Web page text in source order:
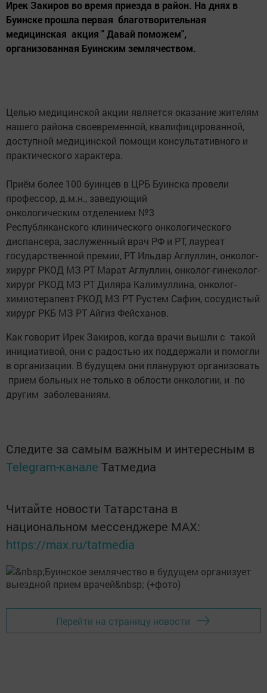
Ирек Закиров во время приезда в район. На днях в
Буинске прошла первая благотворительная
медицинская акция " Давай поможем",
организованная Буинским землячеством.
Целью медицинской акции является оказание жителям
нашего района своевременной, квалифицированной,
доступной медицинской помощи консультативного и
практического характера.
Приём более 100 буинцев в ЦРБ Буинска провели
профессор, д.м.н., заведующий
онкологическим отделением №3
Республиканского клинического онкологического
диспансера, заслуженный врач РФ и РТ, лауреат
государственной премии, РТ Ильдар Аглуллин, онколог-
хирург РКОД МЗ РТ Марат Аглуллин, онколог-гинеколог-
хирург РКОД МЗ РТ Диляра Калимуллина, онколог-
химиотерапевт РКОД МЗ РТ Рустем Сафин, сосудистый
хирург РКБ МЗ РТ Айгиз Фейсханов.
Как говорит Ирек Закиров, когда врачи вышли с такой
инициативой, они с радостью их поддержали и помогли
в организации. В будущем они плануруют организовать
прием больных не только в облости онкологии, и по
другим заболеваниям.
Следите за самым важным и интересным в
Telegram-канале Татмедиа
Читайте новости Татарстана в
национальном мессенджере MАХ:
https://max.ru/tatmedia
Перейти на страницу новости